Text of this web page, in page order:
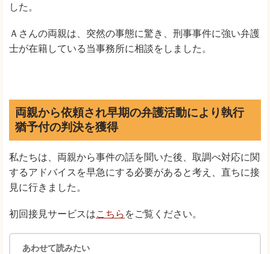
した。
Ａさんの両親は、突然の事態に驚き、刑事事件に強い弁護
士が在籍している当事務所に相談をしました。
両親から依頼され早期の弁護活動により執行
猶予付の判決を獲得
私たちは、両親から事件の話を聞いた後、取調べ対応に関
するアドバイスを早急にする必要があると考え、直ちに接
見に行きました。
初回接見サービスはこちら をご覧ください。
あわせて読みたい